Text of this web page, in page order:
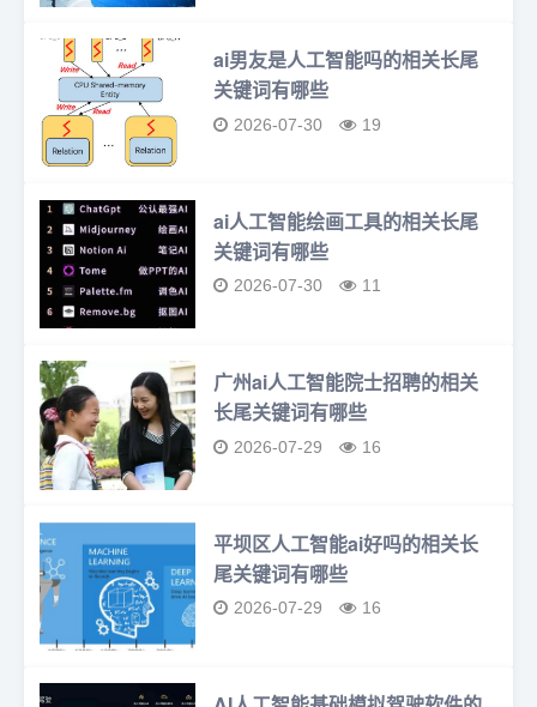
ai男友是人工智能吗的相关长尾
关键词有哪些
2026-07-30 19
ai人工智能绘画工具的相关长尾
关键词有哪些
2026-07-30 11
广州ai人工智能院士招聘的相关
长尾关键词有哪些
2026-07-29 16
平坝区人工智能ai好吗的相关长
尾关键词有哪些
2026-07-29 16